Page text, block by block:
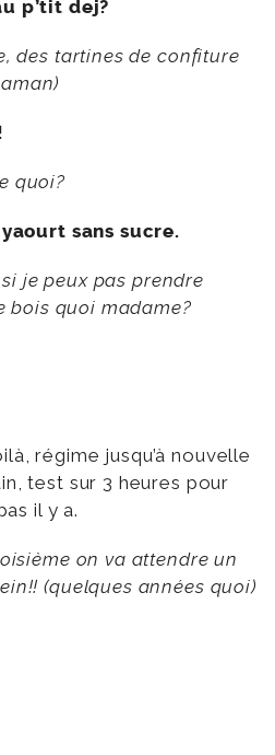
p’tit dej?
des tartines de confiture
quoi?
sans sucre.
si je peux pas prendre
bois quoi madame?
régime jusqu’à nouvelle
test sur 3 heures pour
il y a.
on va attendre un
(quelques années quoi)